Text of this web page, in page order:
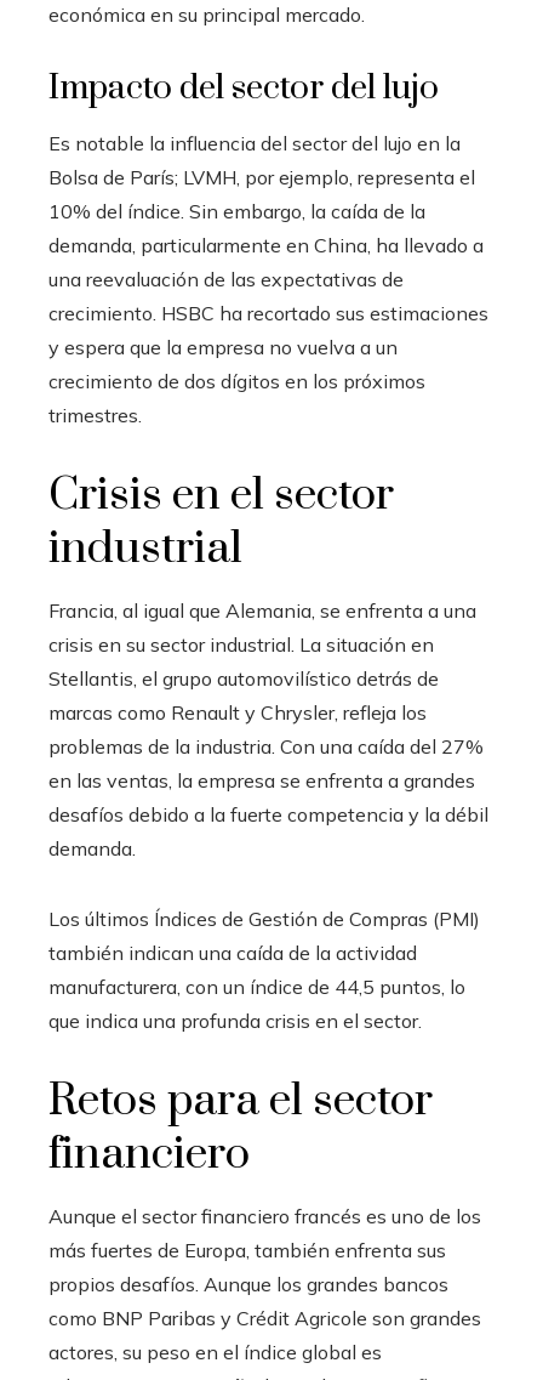
económica en su principal mercado.
Impacto del sector del lujo
Es notable la influencia del sector del lujo en la
Bolsa de París; LVMH, por ejemplo, representa el
10% del índice. Sin embargo, la caída de la
demanda, particularmente en China, ha llevado a
una reevaluación de las expectativas de
crecimiento. HSBC ha recortado sus estimaciones
y espera que la empresa no vuelva a un
crecimiento de dos dígitos en los próximos
trimestres.
Crisis en el sector
industrial
Francia, al igual que Alemania, se enfrenta a una
crisis en su sector industrial. La situación en
Stellantis, el grupo automovilístico detrás de
marcas como Renault y Chrysler, refleja los
problemas de la industria. Con una caída del 27%
en las ventas, la empresa se enfrenta a grandes
desafíos debido a la fuerte competencia y la débil
demanda.
Los últimos Índices de Gestión de Compras (PMI)
también indican una caída de la actividad
manufacturera, con un índice de 44,5 puntos, lo
que indica una profunda crisis en el sector.
Retos para el sector
financiero
Aunque el sector financiero francés es uno de los
más fuertes de Europa, también enfrenta sus
propios desafíos. Aunque los grandes bancos
como BNP Paribas y Crédit Agricole son grandes
actores, su peso en el índice global es